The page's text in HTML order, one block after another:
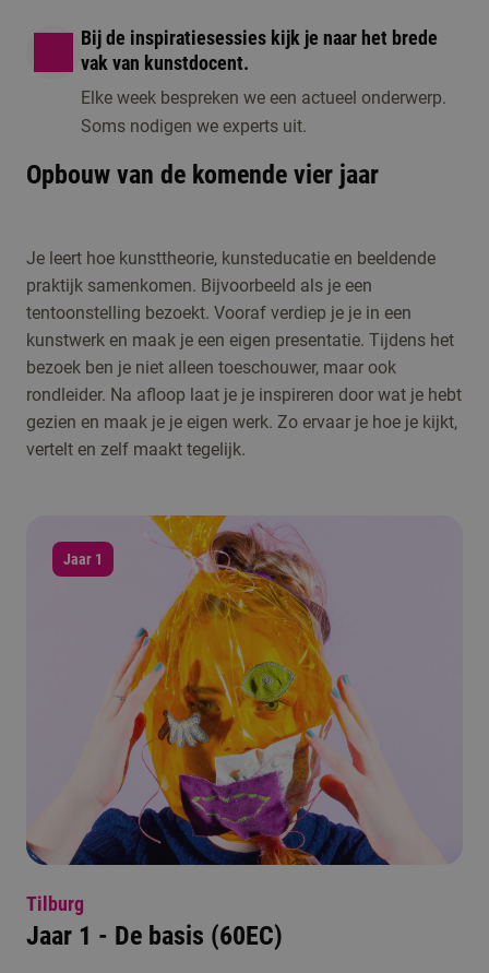
Bij de inspiratiesessies kijk je naar het brede
vak van kunstdocent.
Elke week bespreken we een actueel onderwerp.
Soms nodigen we experts uit.
Opbouw van de komende vier jaar
Je leert hoe kunsttheorie, kunsteducatie en beeldende
praktijk samenkomen. Bijvoorbeeld als je een
tentoonstelling bezoekt. Vooraf verdiep je je in een
kunstwerk en maak je een eigen presentatie. Tijdens het
bezoek ben je niet alleen toeschouwer, maar ook
rondleider. Na afloop laat je je inspireren door wat je hebt
gezien en maak je je eigen werk. Zo ervaar je hoe je kijkt,
vertelt en zelf maakt tegelijk.
Jaar 1
Tilburg
Jaar 1 - De basis (60EC)